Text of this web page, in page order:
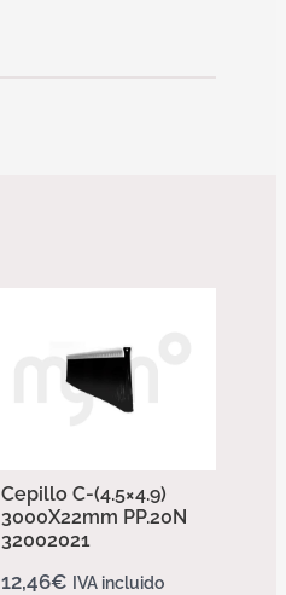
Cepillo C-(4.5×4.9)
3000X22mm PP.20N
32002021
12,46€ IVA incluido